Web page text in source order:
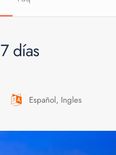
días
Español, Ingles